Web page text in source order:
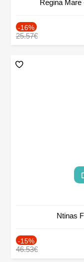
Regina Mare
-16%
25.57€
Ntinas
-15%
46.53€